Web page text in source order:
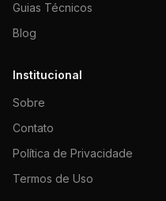
Guias Técnicos
Blog
Institucional
Sobre
Contato
Política de Privacidade
Termos de Uso